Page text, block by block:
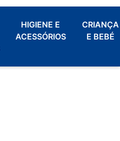
HIGIENE E
ACESSÓRIOS
CRIANÇA
E BEBÉ